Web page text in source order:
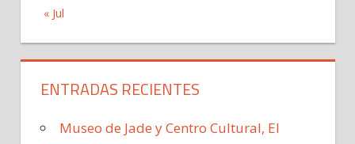
« Jul
ENTRADAS RECIENTES
Museo de Jade y Centro Cultural, El